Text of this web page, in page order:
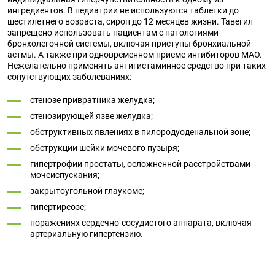
ингредиентов. В педиатрии не используются таблетки до
шестилетнего возраста, сироп до 12 месяцев жизни. Тавегил
запрещено использовать пациентам с патологиями
бронхолегочной системы, включая приступы бронхиальной
астмы. А также при одновременном приеме ингибиторов МАО.
Нежелательно применять антигистаминное средство при таких
сопутствующих заболеваниях:
стенозе привратника желудка;
стенозирующей язве желудка;
обструктивных явлениях в пилородуоденальной зоне;
обструкции шейки мочевого пузыря;
гипертрофии простаты, осложненной расстройствами
мочеиспускания;
закрытоугольной глаукоме;
гипертиреозе;
поражениях сердечно-сосудистого аппарата, включая
артериальную гипертензию.